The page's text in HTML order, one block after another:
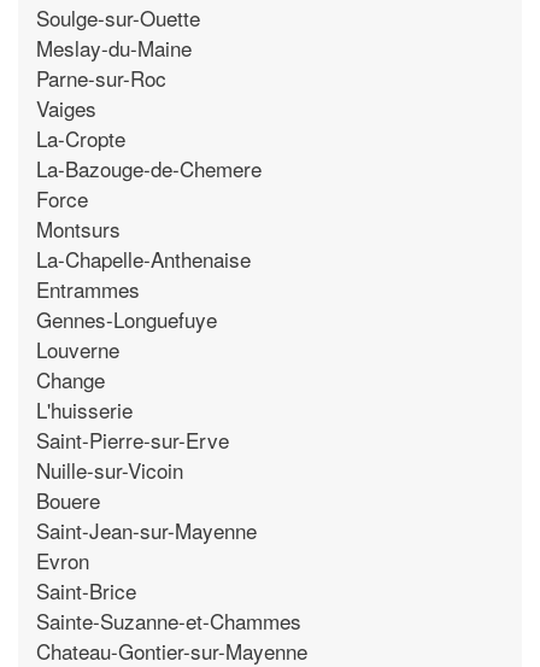
Soulge-sur-Ouette
Meslay-du-Maine
Parne-sur-Roc
Vaiges
La-Cropte
La-Bazouge-de-Chemere
Force
Montsurs
La-Chapelle-Anthenaise
Entrammes
Gennes-Longuefuye
Louverne
Change
L'huisserie
Saint-Pierre-sur-Erve
Nuille-sur-Vicoin
Bouere
Saint-Jean-sur-Mayenne
Evron
Saint-Brice
Sainte-Suzanne-et-Chammes
Chateau-Gontier-sur-Mayenne